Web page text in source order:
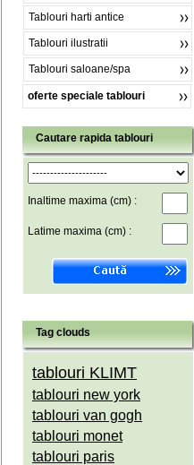
Tablouri harti antice
Tablouri ilustratii
Tablouri saloane/spa
oferte speciale tablouri
Cautare rapida tablouri
Inaltime maxima (cm) :
Latime maxima (cm) :
Tag clouds
tablouri KLIMT
tablouri new york
tablouri van gogh
tablouri monet
tablouri paris